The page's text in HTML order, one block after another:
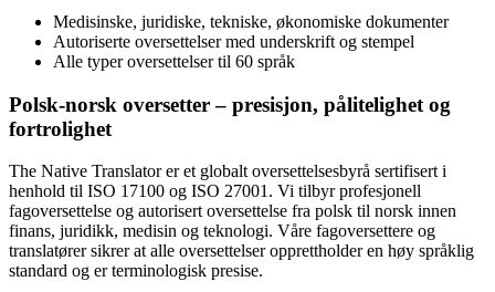
Medisinske, juridiske, tekniske, økonomiske dokumenter
Autoriserte oversettelser med underskrift og stempel
Alle typer oversettelser til 60 språk
Polsk-norsk oversetter – presisjon, pålitelighet og
fortrolighet
The Native Translator er et globalt oversettelsesbyrå sertifisert i
henhold til ISO 17100 og ISO 27001. Vi tilbyr profesjonell
fagoversettelse og autorisert oversettelse fra polsk til norsk innen
finans, juridikk, medisin og teknologi. Våre fagoversettere og
translatører sikrer at alle oversettelser opprettholder en høy språklig
standard og er terminologisk presise.